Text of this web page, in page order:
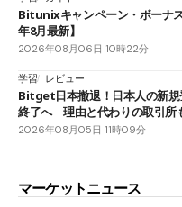
Bitunixキャンペーン・ボーナ
年8月最新】
2026年08月06日 10時22分
学習 レビュー
Bitget日本撤退！日本人の新規
終了へ 理由と代わりの取引所
2026年08月05日 11時09分
マーケットニュース